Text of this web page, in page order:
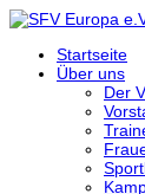
Startseite
Über uns
Der